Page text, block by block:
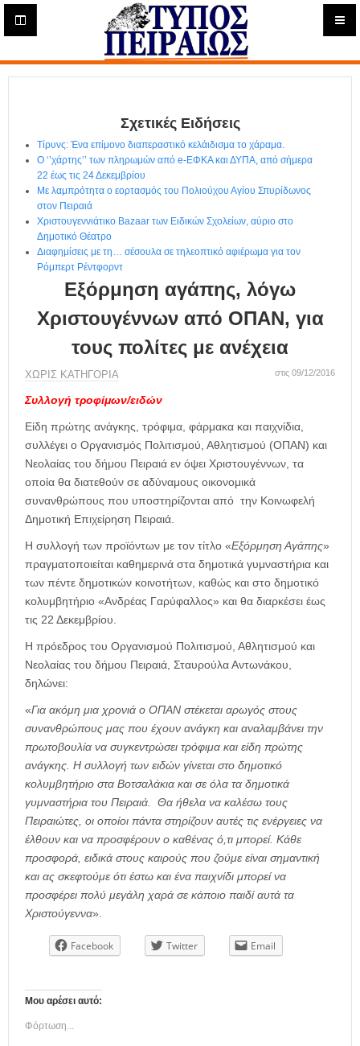
Η
ε
ρ
Σχετικές Ειδήσεις
Τίρυνς: Ένα επίμονο διαπεραστικό κελάιδισμα το χάραμα.
Ο ‘’χάρτης’’ των πληρωμών από e-ΕΦΚΑ και ΔΥΠΑ, από σήμερα
22 έως τις 24 Δεκεμβρίου
Με λαμπρότητα ο εορτασμός του Πολιούχου Αγίου Σπυρίδωνος
στον Πειραιά
Χριστουγεννιάτικο Bazaar των Ειδικών Σχολείων, αύριο στο
Δημοτικό Θέατρο
Διαφημίσεις με τη… σέσουλα σε τηλεοπτικό αφιέρωμα για τον
Ρόμπερτ Ρέντφορντ
Εξόρμηση αγάπης, λόγω
Χριστουγέννων από ΟΠΑΝ, για
τους πολίτες με ανέχεια
ΧΩΡΊΣ ΚΑΤΗΓΟΡΊΑ στις 09/12/2016
Συλλογή τροφίμων/ειδών
Είδη πρώτης ανάγκης, τρόφιμα, φάρμακα και παιχνίδια,
συλλέγει ο Οργανισμός Πολιτισμού, Αθλητισμού (ΟΠΑΝ) και
Νεολαίας του δήμου Πειραιά εν όψει Χριστουγέννων, τα
οποία θα διατεθούν σε αδύναμους οικονομικά
συνανθρώπους που υποστηρίζονται από την Κοινωφελή
Δημοτική Επιχείρηση Πειραιά.
Η συλλογή των προϊόντων με τον τίτλο «Εξόρμηση Αγάπης»
πραγματοποιείται καθημερινά στα δημοτικά γυμναστήρια και
των πέντε δημοτικών κοινοτήτων, καθώς και στο δημοτικό
κολυμβητήριο «Ανδρέας Γαρύφαλλος» και θα διαρκέσει έως
τις 22 Δεκεμβρίου.
Η πρόεδρος του Οργανισμού Πολιτισμού, Αθλητισμού και
Νεολαίας του δήμου Πειραιά, Σταυρούλα Αντωνάκου,
δηλώνει:
«Για ακόμη μια χρονιά ο ΟΠΑΝ στέκεται αρωγός στους
συνανθρώπους μας που έχουν ανάγκη και αναλαμβάνει την
πρωτοβουλία να συγκεντρώσει τρόφιμα και είδη πρώτης
ανάγκης. Η συλλογή των ειδών γίνεται στο δημοτικό
κολυμβητήριο στα Βοτσαλάκια και σε όλα τα δημοτικά
γυμναστήρια του Πειραιά. Θα ήθελα να καλέσω τους
Πειραιώτες, οι οποίοι πάντα στηρίζουν αυτές τις ενέργειες να
έλθουν και να προσφέρουν ο καθένας ό,τι μπορεί. Κάθε
προσφορά, ειδικά στους καιρούς που ζούμε είναι σημαντική
και ας σκεφτούμε ότι έστω και ένα παιχνίδι μπορεί να
προσφέρει πολύ μεγάλη χαρά σε κάποιο παιδί αυτά τα
Χριστούγεννα».
Facebook Twitter Email
Μου αρέσει αυτό:
Φόρτωση...